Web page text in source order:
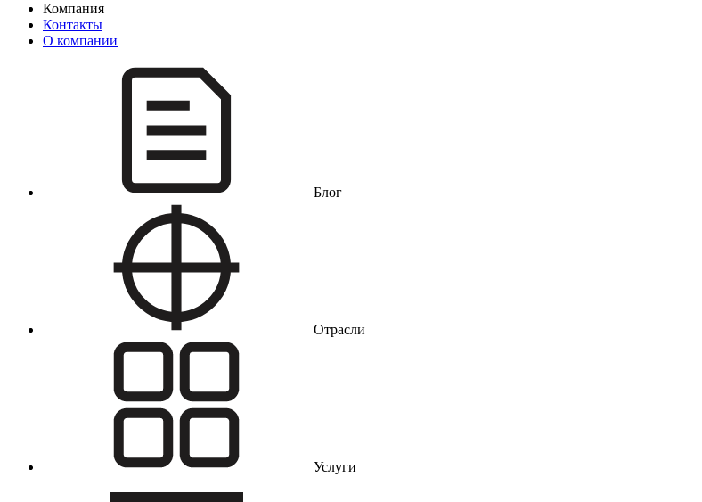
Компания
Контакты
О компании
Блог
Отрасли
Услуги